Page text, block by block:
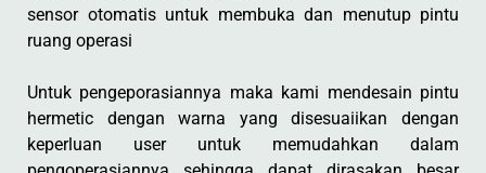
sensor otomatis untuk membuka dan menutup pintu
ruang operasi
Untuk pengeporasiannya maka kami mendesain pintu
hermetic dengan warna yang disesuaiikan dengan
keperluan user untuk memudahkan dalam